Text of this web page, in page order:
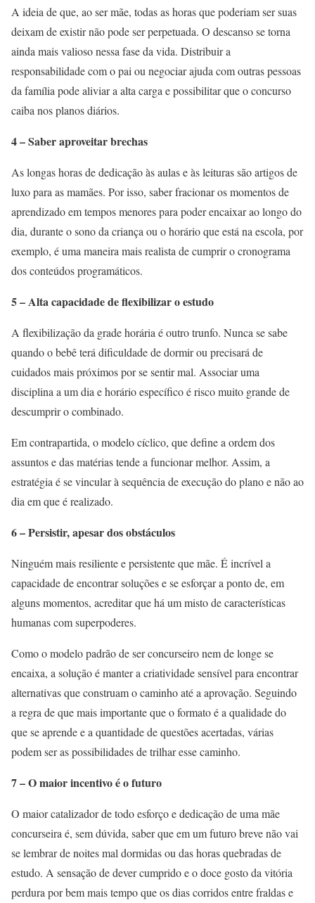
A ideia de que, ao ser mãe, todas as horas que poderiam ser suas
deixam de existir não pode ser perpetuada. O descanso se torna
ainda mais valioso nessa fase da vida. Distribuir a
responsabilidade com o pai ou negociar ajuda com outras pessoas
da família pode aliviar a alta carga e possibilitar que o concurso
caiba nos planos diários.
4 – Saber aproveitar brechas
As longas horas de dedicação às aulas e às leituras são artigos de
luxo para as mamães. Por isso, saber fracionar os momentos de
aprendizado em tempos menores para poder encaixar ao longo do
dia, durante o sono da criança ou o horário que está na escola, por
exemplo, é uma maneira mais realista de cumprir o cronograma
dos conteúdos programáticos.
5 – Alta capacidade de flexibilizar o estudo
A flexibilização da grade horária é outro trunfo. Nunca se sabe
quando o bebê terá dificuldade de dormir ou precisará de
cuidados mais próximos por se sentir mal. Associar uma
disciplina a um dia e horário específico é risco muito grande de
descumprir o combinado.
Em contrapartida, o modelo cíclico, que define a ordem dos
assuntos e das matérias tende a funcionar melhor. Assim, a
estratégia é se vincular à sequência de execução do plano e não ao
dia em que é realizado.
6 – Persistir, apesar dos obstáculos
Ninguém mais resiliente e persistente que mãe. É incrível a
capacidade de encontrar soluções e se esforçar a ponto de, em
alguns momentos, acreditar que há um misto de características
humanas com superpoderes.
Como o modelo padrão de ser concurseiro nem de longe se
encaixa, a solução é manter a criatividade sensível para encontrar
alternativas que construam o caminho até a aprovação. Seguindo
a regra de que mais importante que o formato é a qualidade do
que se aprende e a quantidade de questões acertadas, várias
podem ser as possibilidades de trilhar esse caminho.
7 – O maior incentivo é o futuro
O maior catalizador de todo esforço e dedicação de uma mãe
concurseira é, sem dúvida, saber que em um futuro breve não vai
se lembrar de noites mal dormidas ou das horas quebradas de
estudo. A sensação de dever cumprido e o doce gosto da vitória
perdura por bem mais tempo que os dias corridos entre fraldas e